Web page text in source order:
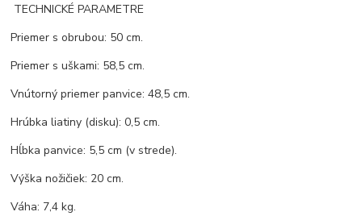
TECHNICKÉ PARAMETRE
Priemer s obrubou: 50 cm.
Priemer s uškami: 58,5 cm.
Vnútorný priemer panvice: 48,5 cm.
Hrúbka liatiny (disku): 0,5 cm.
Hĺbka panvice: 5,5 cm (v strede).
Výška nožičiek: 20 cm.
Váha: 7,4 kg.